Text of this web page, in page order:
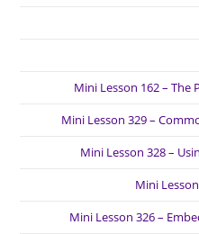
Mini Lesson 162 – The
Mini Lesson 329 –
Mini Lesson 328 –
Mini
Mini Lesson 326 –